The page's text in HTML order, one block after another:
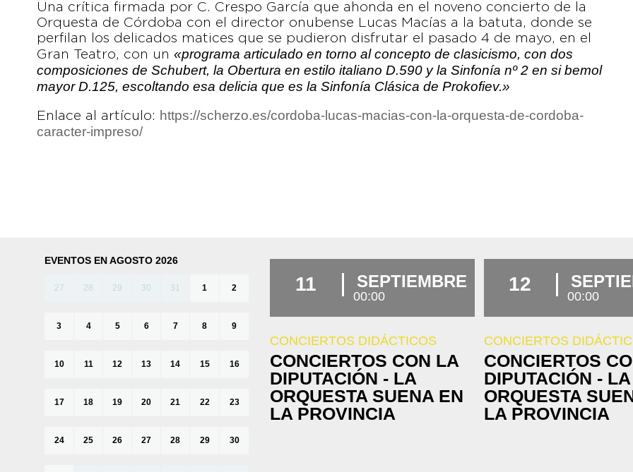
Una crítica firmada por C. Crespo García que ahonda en el noveno concierto de la
Orquesta de Córdoba con el director onubense Lucas Macías a la batuta, donde se
perfilan los delicados matices que se pudieron disfrutar el pasado 4 de mayo, en el
Gran Teatro, con un «programa articulado en torno al concepto de clasicismo, con dos
composiciones de Schubert, la Obertura en estilo italiano D.590 y la Sinfonía nº 2 en si bemol
mayor D.125, escoltando esa delicia que es la Sinfonía Clásica de Prokofiev.»
Enlace al artículo: https://scherzo.es/cordoba-lucas-macias-con-la-orquesta-de-cordoba-
caracter-impreso/
EVENTOS EN AGOSTO 2026
27 28 29 30 31 1 2
3 4 5 6 7 8 9
10 11 12 13 14 15 16
17 18 19 20 21 22 23
24 25 26 27 28 29 30
11 SEPTIEMBRE
00:00
CONCIERTOS DIDÁCTICOS
CONCIERTOS CON LA
DIPUTACIÓN - LA
ORQUESTA SUENA EN
LA PROVINCIA
12
00:00
CONCIERTOS
CONCIERTOS
DIPUTACIÓN - LA
ORQUESTA
LA PROVINCIA